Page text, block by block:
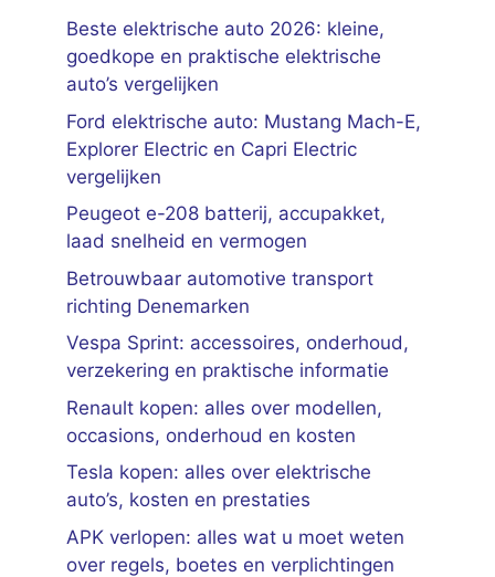
Beste elektrische auto 2026: kleine,
goedkope en praktische elektrische
auto’s vergelijken
Ford elektrische auto: Mustang Mach-E,
Explorer Electric en Capri Electric
vergelijken
Peugeot e-208 batterij, accupakket,
laad snelheid en vermogen
Betrouwbaar automotive transport
richting Denemarken
Vespa Sprint: accessoires, onderhoud,
verzekering en praktische informatie
Renault kopen: alles over modellen,
occasions, onderhoud en kosten
Tesla kopen: alles over elektrische
auto’s, kosten en prestaties
APK verlopen: alles wat u moet weten
over regels, boetes en verplichtingen